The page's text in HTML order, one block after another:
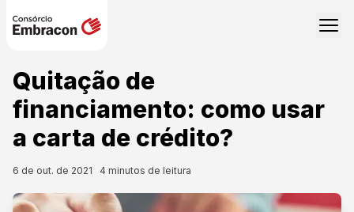
Quitação de
financiamento: como usar
a carta de crédito?
6 de out. de 2021 4 minutos de leitura